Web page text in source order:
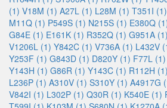
(1) V18M (1) A27L (1) L28M (1) T351I (1)
M11Q (1) P549S (1) N215S (1) E380Q
G84E (1) E161K (1) R352Q (1) G951A (1)
V1206L (1) Y842C (1) V736A (1) L432V
Y253F (1) G843D (1) D820Y (1) F77L (1)
Y143H (1) G86R (1) Y143C (1) R112H (1)
L236P (1) A310V (1) S310Y (1) A4917G
V842I (1) L302P (1) Q30R (1) K540E (1)